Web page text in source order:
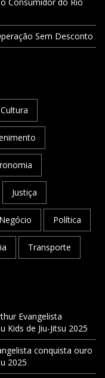
Sem Desconto
Cultura
Justiça
Política
Transporte
Evangelista
de Jiu-Jitsu 2025
conquista ouro
2025